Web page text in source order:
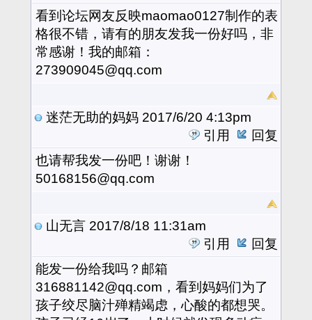
看到论坛网友反映maomao0127制作的表
格很不错，请有的朋友发我一份好吗，非
常感谢！我的邮箱：
273909045@qq.com
迷茫无助的妈妈 2017/6/20 4:13pm
引用
回复
也请帮我发一份吧！谢谢！
50168156@qq.com
山无言 2017/8/18 11:31am
引用
回复
能发一份给我吗？邮箱
316881142@qq.com，看到妈妈们为了
孩子绞尽脑汁殚精竭虑，心酸的都想哭。